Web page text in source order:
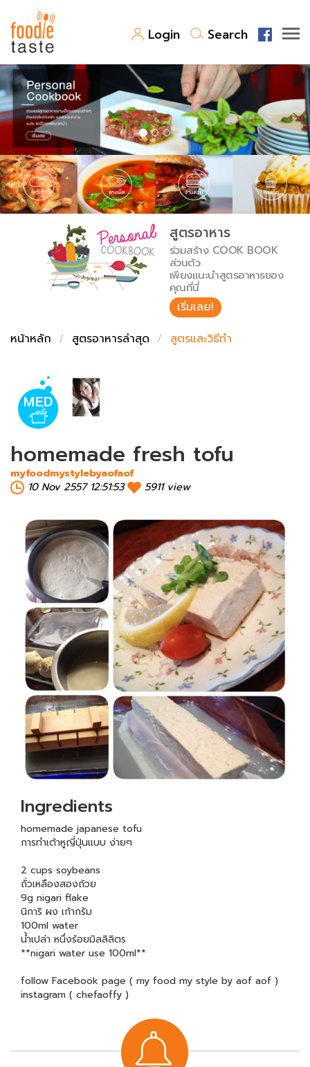
Login Search
สูตรอาหาร
สูตรอาหารล่าสุด
Top Foodie
พาไปชิม
สารพันก้นครัว
เคล็ดลับน่ารู้
เปรียบเทียบหน่วยการตวง
เปรียบเทียบอุณหภูมิ
เปรียบเทียบน้ำหนักวัตถุดิบ
FoodPedia
สร้าง Cookbook
สูตรอาหาร
ร่วมสร้าง COOK BOOK
ส่วนตัว
เพียงแนะนำสูตรอาหารของ
คุณที่นี่
เริ่มเลย!
หน้าหลัก
สูตรอาหารล่าสุด สูตรและวิธีทำ
homemade fresh tofu
myfoodmystylebyaofaof
10 Nov 2557 12:51:53
5911 view
Ingredients
homemade japanese tofu
การทำเต้าหูญี่ปุ่นแบบ ง่ายๆ
2 cups soybeans
ถั่วเหลืองสองถ้วย
9g nigari flake
นิการิ ผง เก้ากรัม
100ml water
น้ำเปล่า หนึ่งร้อยมิลลิลิตร
**nigari water use 100ml**
follow Facebook page ( my food my style by aof aof )
instagram ( chefaoffy )